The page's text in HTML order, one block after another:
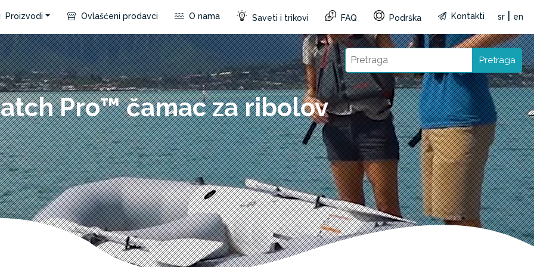
Proizvodi Ovlašćeni prodavci O nama Saveti i trikovi FAQ Podrška Kontakti sr en
Pretraga
Pro™ čamac za ribolov